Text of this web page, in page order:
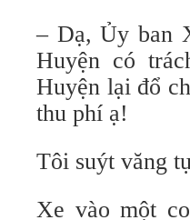
– Dạ, Ủy ban
Huyện có
Huyện lại đổ
thu phí ạ!
Tôi suýt văng
Xe vào một